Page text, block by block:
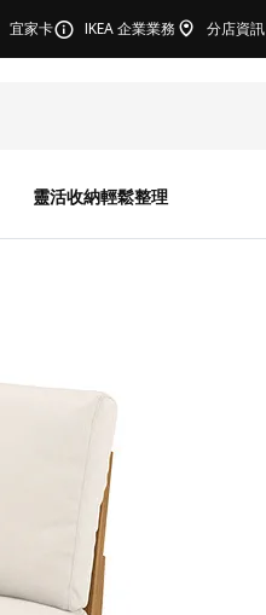
宜家卡 IKEA 企業業務 分店資訊
靈活收納輕鬆整理